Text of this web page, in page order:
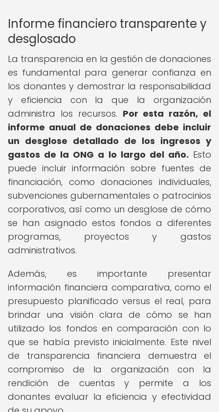
Informe financiero transparente y
desglosado
La transparencia en la gestión de donaciones
es fundamental para generar confianza en
los donantes y demostrar la responsabilidad
y eficiencia con la que la organización
administra los recursos. Por esta razón, el
informe anual de donaciones debe incluir
un desglose detallado de los ingresos y
gastos de la ONG a lo largo del año. Esto
puede incluir información sobre fuentes de
financiación, como donaciones individuales,
subvenciones gubernamentales o patrocinios
corporativos, así como un desglose de cómo
se han asignado estos fondos a diferentes
programas, proyectos y gastos
administrativos.
Además, es importante presentar
información financiera comparativa, como el
presupuesto planificado versus el real, para
brindar una visión clara de cómo se han
utilizado los fondos en comparación con lo
que se había previsto inicialmente. Este nivel
de transparencia financiera demuestra el
compromiso de la organización con la
rendición de cuentas y permite a los
donantes evaluar la eficiencia y efectividad